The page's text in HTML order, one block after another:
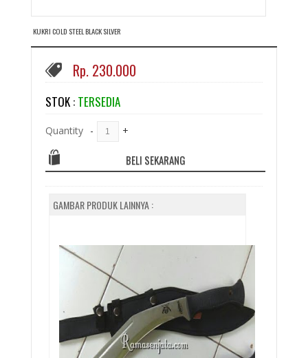
KUKRI COLD STEEL BLACK SILVER
Rp. 230.000
STOK : TERSEDIA
Quantity - +
BELI SEKARANG
GAMBAR PRODUK LAINNYA :